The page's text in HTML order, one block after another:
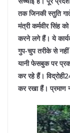
तक जिनकी स्तुति
मंत्री कर्मवीर सिंह
करने लगे हैं। ये
गुप-चुप तरीके से
यानी फेसबुक पर
कर रहे हैं।
कर रखा हैं।प्रमाण